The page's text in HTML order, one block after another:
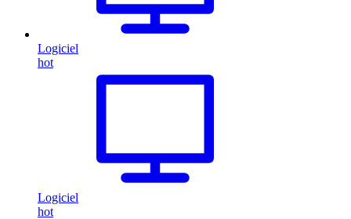
Logiciel
hot
Logiciel
hot